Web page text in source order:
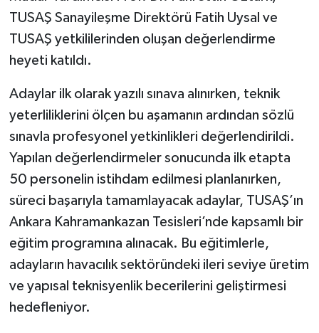
TUSAŞ Sanayileşme Direktörü Fatih Uysal ve
TUSAŞ yetkililerinden oluşan değerlendirme
heyeti katıldı.
Adaylar ilk olarak yazılı sınava alınırken, teknik
yeterliliklerini ölçen bu aşamanın ardından sözlü
sınavla profesyonel yetkinlikleri değerlendirildi.
Yapılan değerlendirmeler sonucunda ilk etapta
50 personelin istihdam edilmesi planlanırken,
süreci başarıyla tamamlayacak adaylar, TUSAŞ’ın
Ankara Kahramankazan Tesisleri’nde kapsamlı bir
eğitim programına alınacak. Bu eğitimlerle,
adayların havacılık sektöründeki ileri seviye üretim
ve yapısal teknisyenlik becerilerini geliştirmesi
hedefleniyor.